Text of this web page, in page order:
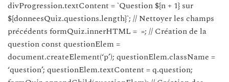
divProgression.textContent = `Question ${n + 1} sur
${donneesQuiz.questions.length}`; // Nettoyer les champs
précédents formQuiz.innerHTML = »; // Création de la
question const questionElem =
document.createElement(‘p’); questionElem.className =
‘question’; questionElem.textContent = q.question;